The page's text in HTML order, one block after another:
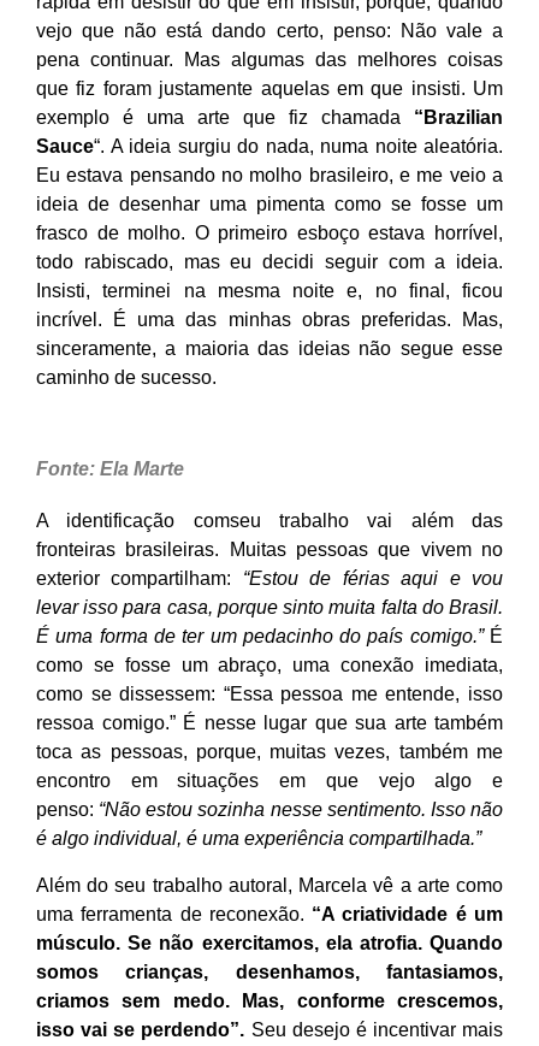
vejo que não está dando certo, penso: Não vale a
pena continuar. Mas algumas das melhores coisas
que fiz foram justamente aquelas em que insisti. Um
exemplo é uma arte que fiz chamada “Brazilian
Sauce“. A ideia surgiu do nada, numa noite aleatória.
Eu estava pensando no molho brasileiro, e me veio a
ideia de desenhar uma pimenta como se fosse um
frasco de molho. O primeiro esboço estava horrível,
todo rabiscado, mas eu decidi seguir com a ideia.
Insisti, terminei na mesma noite e, no final, ficou
incrível. É uma das minhas obras preferidas. Mas,
sinceramente, a maioria das ideias não segue esse
caminho de sucesso.
Fonte: Ela Marte
A identificação comseu trabalho vai além das
fronteiras brasileiras. Muitas pessoas que vivem no
exterior compartilham: “Estou de férias aqui e vou
levar isso para casa, porque sinto muita falta do Brasil.
É uma forma de ter um pedacinho do país comigo.”É
como se fosse um abraço, uma conexão imediata,
como se dissessem: “Essa pessoa me entende, isso
ressoa comigo.” É nesse lugar que sua arte também
toca as pessoas, porque, muitas vezes, também me
encontro em situações em que vejo algo e
penso: “Não estou sozinha nesse sentimento. Isso não
é algo individual, é uma experiência compartilhada.”
Além do seu trabalho autoral, Marcela vê a arte como
uma ferramenta de reconexão. “A criatividade é um
músculo. Se não exercitamos, ela atrofia. Quando
somos crianças, desenhamos, fantasiamos,
criamos sem medo. Mas, conforme crescemos,
isso vai se perdendo”. Seu desejo é incentivar mais